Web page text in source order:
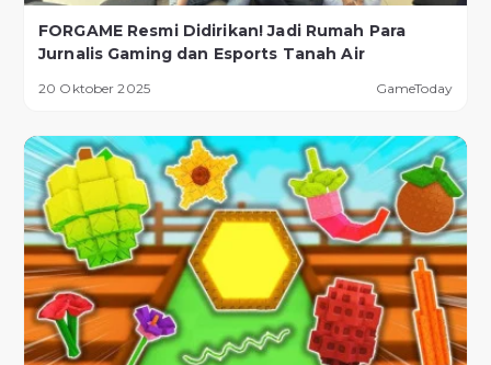
FORGAME Resmi Didirikan! Jadi Rumah Para
Jurnalis Gaming dan Esports Tanah Air
20 Oktober 2025 GameToday